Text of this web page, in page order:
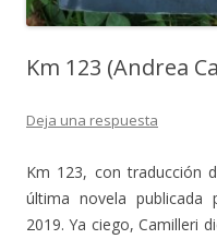
Km 123 (Andrea
Deja una respuesta
Km 123, con traducción
última novela publicada
2019. Ya ciego, Camilleri